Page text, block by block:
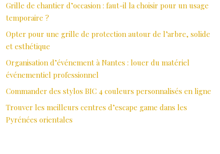
Grille de chantier d’occasion : faut-il la choisir pour un usage
temporaire ?
Opter pour une grille de protection autour de l’arbre, solide
et esthétique
Organisation d’événement à Nantes : louer du matériel
événementiel professionnel
Commander des stylos BIC 4 couleurs personnalisés en ligne
Trouver les meilleurs centres d’escape game dans les
Pyrénées orientales